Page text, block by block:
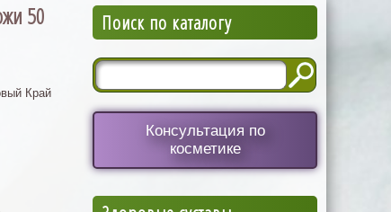
50
Край
Поиск по каталогу
Консультация по
косметике